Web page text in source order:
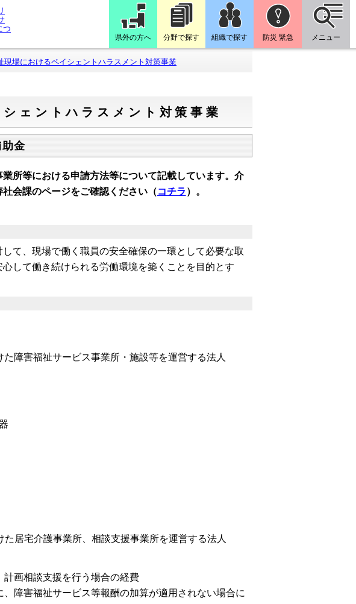
県外の方へ 分野で探す 組織で探す 防災 緊急 メニュー
現場におけるペイシェントハラスメント対策事業
ェントハラスメント対策事業
金
所等における申請方法等について記載しています。介
会課のページをご確認ください（コチラ ）。
て、現場で働く職員の安全確保の一環として必要な取
して働き続けられる労働環境を築くことを目的とす
障害福祉サービス事業所・施設等を運営する法人
居宅介護事業所、相談支援事業所を運営する法人
画相談支援を行う場合の経費
障害福祉サービス等報酬の加算が適用されない場合に